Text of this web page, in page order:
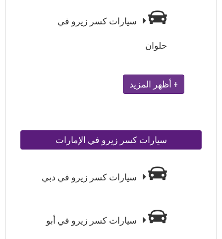
سيارات كسر زيرو في
حلوان
+ أظهر المزيد
سيارات كسر زيرو في الإمارات
سيارات كسر زيرو في دبي
سيارات كسر زيرو في أبو